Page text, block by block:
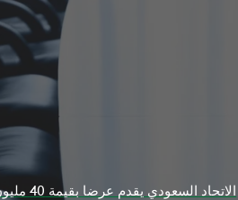
الاتحاد السعودي يقدم عرضا بقيمة 40 مليون جنيه إسترليني لضم فابينيو من ليفربول